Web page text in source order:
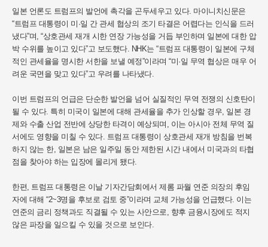
일본 언론도 트럼프의 발언에 촉각을 곤두세우고 있다. 마이니치신문은
“트럼프 대통령이 미·일 간 관세 협상의 조기 타결은 어렵다는 인식을 드러
냈다”며, “상호관세 재개 시한 연장 가능성을 거듭 부인하며 일본에 대한 압
박 수위를 높이고 있다”고 보도했다. NHK는 “트럼프 대통령이 일본에 구체
적인 관세율을 명시한 서한을 보낼 예정”이라며 “미·일 무역 협상은 매우 어
려운 국면을 맞고 있다”고 우려를 나타냈다.
이번 트럼프의 언급은 단순한 발언을 넘어 실질적인 무역 전쟁의 신호탄이
될 수 있다. 특히 미국이 일본에 대해 관세율을 추가 인상할 경우, 일본 경
제와 수출 산업 전반에 상당한 타격이 예상되며, 이는 아시아 전체 무역 질
서에도 영향을 미칠 수 있다. 트럼프 대통령이 상호관세 재개 방침을 번복
하지 않는 한, 일본은 남은 일주일 동안 제한된 시간 내에서 미국과의 타협
점을 찾아야 하는 입장에 몰리게 됐다.
한편, 트럼프 대통령은 이날 기자간담회에서 제롬 파월 연준 의장의 후임
자에 대해 “2~3명을 후보로 검토 중”이라며 교체 가능성을 언급했다. 이는
연준의 금리 정책과도 직결될 수 있는 사안으로, 향후 금융시장에도 적지
않은 파장을 일으킬 수 있을 것으로 보인다.